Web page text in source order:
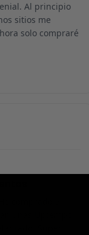
Al principio
sitios me
solo compraré
comprado 5
unas Uptempo
Súper